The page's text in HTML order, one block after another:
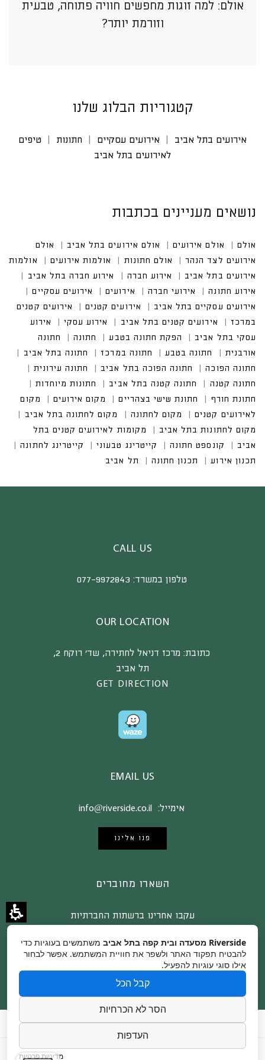
אולם: למה זוגות מחפשים חוויה פתוחה, טבעית
וזורמת יותר?
קטגוריות הבלוג שלנו
אירועים בתל אביב אירועים עסקיים חתונות
טיפים
לאירועים בתל אביב
נושאים מעניינים בכתבות
אולם אולם אירועים אולם אירועים בתל אביב
אולם אי
רועים לצד הנהר
אולם חתונות אולמות אירועים
אולמות אירוע
ים בתל אביב
אירוע חברה
אירוע חברה בתל אביב
אירוע חתונה
אירועי חברה
אירועים עסקיים
אירועים עסקיים בתל אביב
אירועים קטנים במרכז
אירועים קטנים בתל אביב
אירוע עסקי בתל אביב
CALL US
טלפון במשרד:077-9972843
OUR LOCATION
כתובת: מרכז דניאל לחתירה, שד’ רוקח 2,
תל אביב
GET DIRECTION
EMAIL US
אימייל:
פנו אלינו
השארו מחוברים
עקבו אחרינו ברשתות החברתיות
צור קשר קרדיטים לצלמים הצהרת נגישות
Riverside מסעדה ובית קפה בתל אביב
משתמשים בעוגיות כדי
להבטיח תפקוד האתר ולשפר את חוויית המשתמש. אפשר לבחור
אילו סוגי עוגיות להפעיל.
קבל הכל
הסר לא הכרחיות
העדפות
מדיניות פרטיות